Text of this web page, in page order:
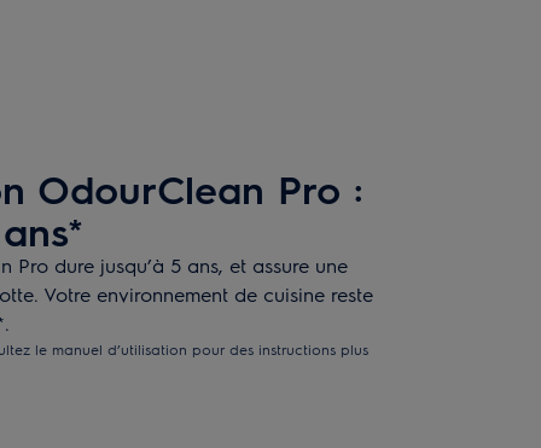
OdourClean Pro :
dure jusqu’à 5 ans, et assure une
Votre environnement de cuisine reste
le manuel d’utilisation pour des instructions plus